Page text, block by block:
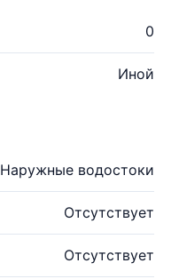
0
Иной
Наружные водостоки
Отсутствует
Отсутствует